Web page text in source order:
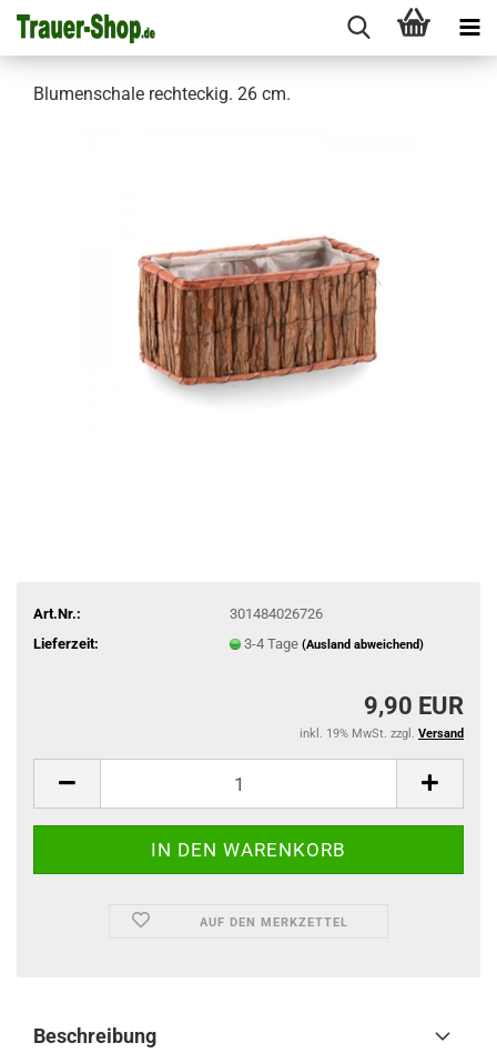
Blumenschale rechteckig. 26 cm.
Art.Nr.:
301484026726
Lieferzeit:
3-4 Tage (Ausland abweichend)
9,90 EUR
inkl. 19% MwSt. zzgl. Versand
AUF DEN MERKZETTEL
Beschreibung